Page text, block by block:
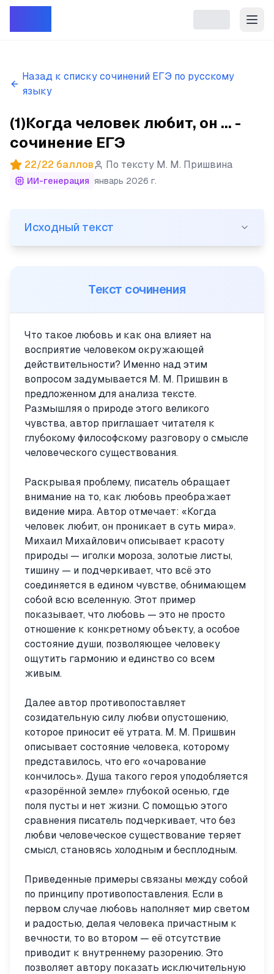
Назад к списку сочинений ЕГЭ по русскому
языку
(1)Когда человек любит, он ... -
сочинение ЕГЭ
22/22 баллов По тексту М. М. Пришвина
ИИ-генерация январь 2026 г.
(1)Когда человек любит, он проникает в суть мира.
Исходный текст
Текст сочинения
Что такое любовь и как она влияет на
восприятие человеком окружающей
действительности? Именно над этим
вопросом задумывается М. М. Пришвин в
предложенном для анализа тексте.
Размышляя о природе этого великого
чувства, автор приглашает читателя к
глубокому философскому разговору о смысле
человеческого существования.
Раскрывая проблему, писатель обращает
внимание на то, как любовь преображает
видение мира. Автор отмечает: «Когда
человек любит, он проникает в суть мира».
Михаил Михайлович описывает красоту
природы — иголки мороза, золотые листы,
тишину — и подчеркивает, что всё это
соединяется в едином чувстве, обнимающем
собой всю вселенную. Этот пример
показывает, что любовь — это не просто
отношение к конкретному объекту, а особое
состояние души, позволяющее человеку
ощутить гармонию и единство со всем
живым.
Далее автор противопоставляет
созидательную силу любви опустошению,
которое приносит её утрата. М. М. Пришвин
описывает состояние человека, которому
представилось, что его «очарование
кончилось». Душа такого героя уподобляется
«разорённой земле» глубокой осенью, где
поля пусты и нет жизни. С помощью этого
сравнения писатель подчеркивает, что без
любви человеческое существование теряет
смысл, становясь холодным и бесплодным.
Приведенные примеры связаны между собой
по принципу противопоставления. Если в
первом случае любовь наполняет мир светом
и радостью, делая человека причастным к
вечности, то во втором — её отсутствие
приводит к внутреннему разорению. Это
позволяет автору показать исключительную